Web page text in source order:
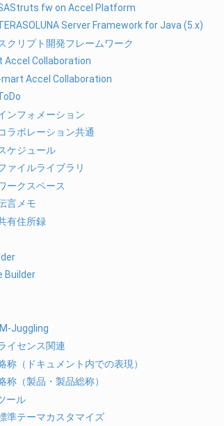
fw on Accel Platform
Server Framework for Java (5.x)
クリプト開発フレームワーク
Accel Collaboration
Accel Collaboration
ンフォメーション
ラボレーション共通
ケジュール
ァイルライブラリ
ークスペース
言メモ
有住所録
Builder
Juggling
イセンス関連
称（ドキュメント内での表現）
称（製品・製品総称）
ール
準テーマカスタマイズ